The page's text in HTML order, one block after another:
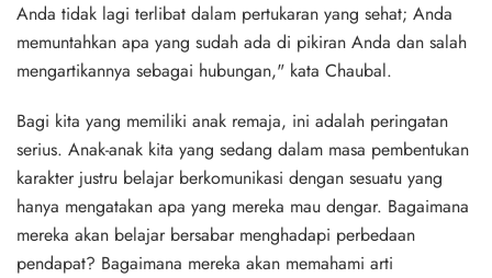
Anda tidak lagi terlibat dalam pertukaran yang sehat; Anda
memuntahkan apa yang sudah ada di pikiran Anda dan salah
mengartikannya sebagai hubungan," kata Chaubal.
Bagi kita yang memiliki anak remaja, ini adalah peringatan
serius. Anak-anak kita yang sedang dalam masa pembentukan
karakter justru belajar berkomunikasi dengan sesuatu yang
hanya mengatakan apa yang mereka mau dengar. Bagaimana
mereka akan belajar bersabar menghadapi perbedaan
pendapat? Bagaimana mereka akan memahami arti